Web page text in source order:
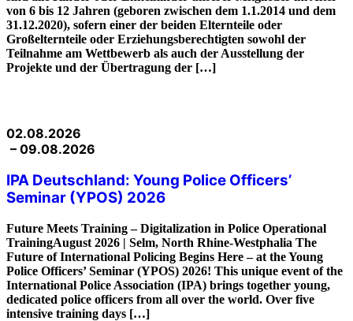
von 6 bis 12 Jahren (geboren zwischen dem 1.1.2014 und dem
31.12.2020), sofern einer der beiden Elternteile oder
Großelternteile oder Erziehungsberechtigten sowohl der
Teilnahme am Wettbewerb als auch der Ausstellung der
Projekte und der Übertragung der […]
02.08.2026
– 09.08.2026
IPA Deutschland: Young Police Officers’
Seminar (YPOS) 2026
Future Meets Training – Digitalization in Police Operational
TrainingAugust 2026 | Selm, North Rhine-Westphalia The
Future of International Policing Begins Here – at the Young
Police Officers’ Seminar (YPOS) 2026! This unique event of the
International Police Association (IPA) brings together young,
dedicated police officers from all over the world. Over five
intensive training days […]